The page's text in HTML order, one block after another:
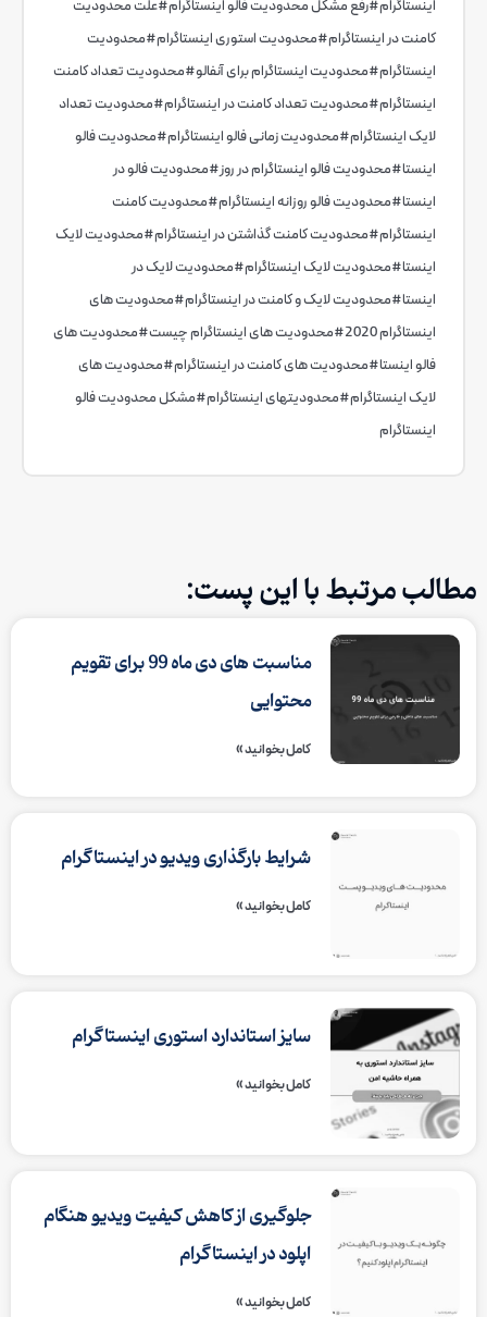
اینستاگرام#رفع مشکل محدودیت فالو اینستاگرام#علت محدودیت
کامنت در اینستاگرام#محدودیت استوری اینستاگرام#محدودیت
اینستاگرام#محدودیت اینستاگرام برای آنفالو#محدودیت تعداد کامنت
اینستاگرام#محدودیت تعداد کامنت در اینستاگرام#محدودیت تعداد
لایک اینستاگرام#محدودیت زمانی فالو اینستاگرام#محدودیت فالو
اینستا#محدودیت فالو اینستاگرام در روز#محدودیت فالو در
اینستا#محدودیت فالو روزانه اینستاگرام#محدودیت کامنت
اینستاگرام#محدودیت کامنت گذاشتن در اینستاگرام#محدودیت لایک
اینستا#محدودیت لایک اینستاگرام#محدودیت لایک در
اینستا#محدودیت لایک و کامنت در اینستاگرام#محدودیت های
اینستاگرام 2020
#محدودیت های اینستاگرام چیست#محدودیت های
فالو اینستا#محدودیت های کامنت در اینستاگرام#محدودیت های
لایک اینستاگرام#محدودیتهای اینستاگرام#مشکل محدودیت فالو
اینستاگرام
مطالب مرتبط با این پست:
مناسبت های دی ماه 99 برای تقویم
محتوایی
کامل بخوانید »
شرایط بارگذاری ویدیو در اینستاگرام
کامل بخوانید »
سایز استاندارد استوری اینستاگرام
کامل بخوانید »
جلوگیری از کاهش کیفیت ویدیو هنگام
اپلود در اینستاگرام
کامل بخوانید »